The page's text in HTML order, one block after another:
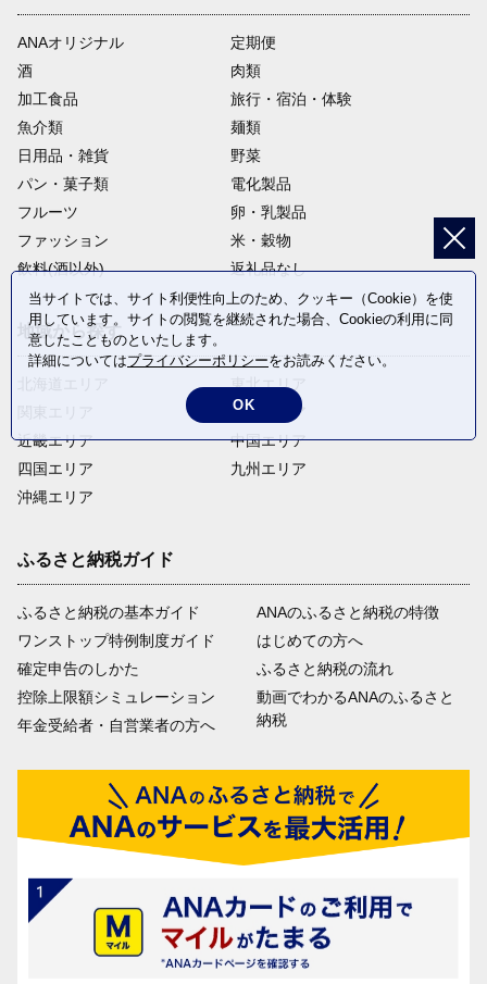
ANAオリジナル
定期便
酒
肉類
加工食品
旅行・宿泊・体験
魚介類
麺類
日用品・雑貨
野菜
パン・菓子類
電化製品
フルーツ
卵・乳製品
ファッション
米・穀物
飲料(酒以外)
返礼品なし
地域から探す
近畿エリア
四国エリア
沖縄エリア
東北エリア
中部エリア
中国エリア
九州エリア
ふるさと納税ガイド
ふるさと納税の基本ガイド
ワンストップ特例制度ガイド
確定申告のしかた
控除上限額シミュレーション
年金受給者・自営業者の方へ
ANAのふるさと納税の特徴
はじめての方へ
ふるさと納税の流れ
動画でわかるANAのふるさと
納税
当サイトでは、サイト利便性向上のため、クッキー（Cookie）を使
用しています。サイトの閲覧を継続された場合、Cookieの利用に同
意したことものといたします。
詳細についてはプライバシーポリシーをお読みください。
OK